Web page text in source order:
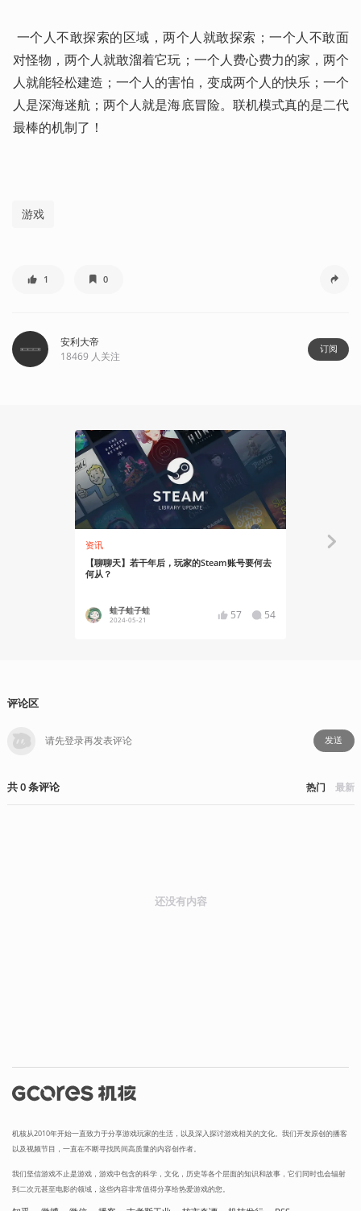
对怪物，两个人就敢溜着它玩；一个人费心费力的家，两个
人就能轻松建造；一个人的害怕，变成两个人的快乐；一个
人是深海迷航；两个人就是海底冒险。联机模式真的是二代
最棒的机制了！
游戏
1 0
安利大帝
18469 人关注
订阅
资讯
【聊聊天】若干年后，玩家的Steam账号要何去
何从？
蛙子蛙子蛙
2024-05-21 57 54
评论区
发送
共0条评论 热门 最新
还没有内容
机核从2010年开始一直致力于分享游戏玩家的生活，以及深入探讨游戏相关的文化。我们开发原创的播客
以及视频节目，一直在不断寻找民间高质量的内容创作者。
我们坚信游戏不止是游戏，游戏中包含的科学，文化，历史等各个层面的知识和故事，它们同时也会辐射
到二次元甚至电影的领域，这些内容非常值得分享给热爱游戏的您。